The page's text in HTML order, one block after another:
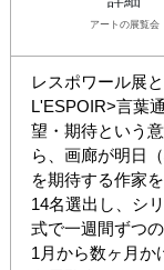
アート の展覧会
レスポワール展
L'ESPOIR>言葉
望・期待という
ら、画廊が明日（
を期待する作家
14名選出し、シ
式で一週間ずつ
1月から数ヶ月か